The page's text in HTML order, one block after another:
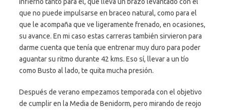
que no puede impulsarse en braceo natural, como para el
que le acompaña que ve ligeramente frenado, en ocasiones,
su avance. En mi caso estas carreras también sirvieron para
darme cuenta que tenía que entrenar muy duro para poder
aguantar su ritmo durante 42 kms. Eso sí, llevar a un tío
como Busto al lado, te quita mucha presión.
Después de verano empezamos temporada con el objetivo
de cumplir en la Media de Benidorm, pero mirando de reojo